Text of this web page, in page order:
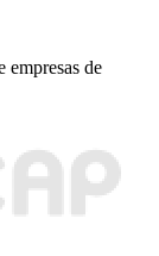
empresas de